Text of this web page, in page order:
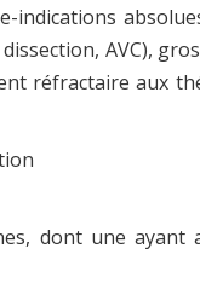
AVC),
réfractaire aux
dont une ayant